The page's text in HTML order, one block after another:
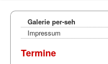
Galerie per-seh
Impressum
Termine